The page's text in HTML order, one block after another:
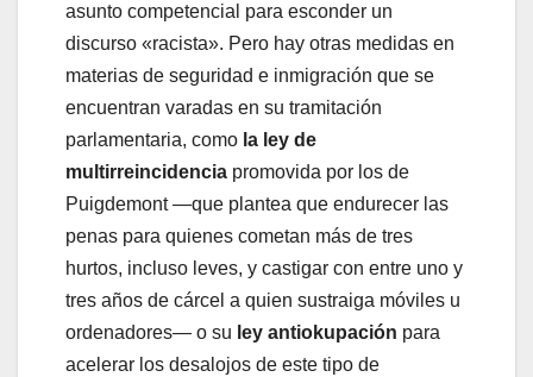
asunto competencial para esconder un
discurso «racista». Pero hay otras medidas en
materias de seguridad e inmigración que se
encuentran varadas en su tramitación
parlamentaria, como la ley de
multirreincidencia promovida por los de
Puigdemont —que plantea que endurecer las
penas para quienes cometan más de tres
hurtos, incluso leves, y castigar con entre uno y
tres años de cárcel a quien sustraiga móviles u
ordenadores— o su ley antiokupación para
acelerar los desalojos de este tipo de